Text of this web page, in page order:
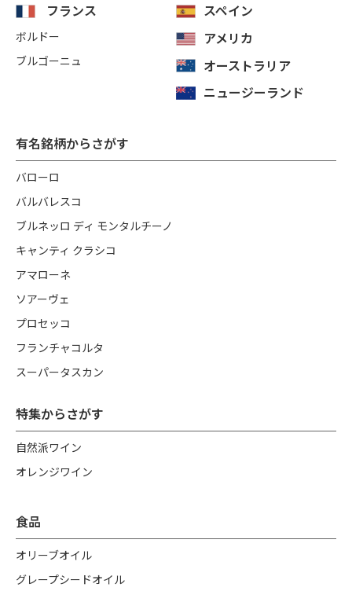
フランス
ボルドー
ブルゴーニュ
スペイン
アメリカ
オーストラリア
ニュージーランド
有名銘柄からさがす
バローロ
バルバレスコ
ブルネッロ ディ モンタルチーノ
キャンティ クラシコ
アマローネ
ソアーヴェ
プロセッコ
フランチャコルタ
スーパータスカン
特集からさがす
自然派ワイン
オレンジワイン
食品
オリーブオイル
グレープシードオイル